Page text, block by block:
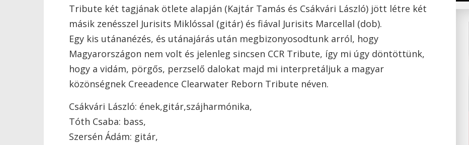
Tribute két tagjának ötlete alapján (Kajtár Tamás és Csákvári László) jött létre két
másik zenésszel Jurisits Miklóssal (gitár) és fiával Jurisits Marcellal (dob).
Egy kis utánanézés, és utánajárás után megbizonyosodtunk arról, hogy
Magyarországon nem volt és jelenleg sincsen CCR Tribute, így mi úgy döntöttünk,
hogy a vidám, pörgős, perzselő dalokat majd mi interpretáljuk a magyar
közönségnek Creeadence Clearwater Reborn Tribute néven.
Csákvári László: ének,gitár,szájharmónika,
Tóth Csaba: bass,
Szersén Ádám: gitár,